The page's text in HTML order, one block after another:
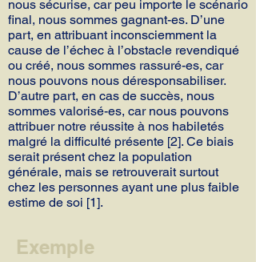
nous sécurise, car peu importe le scénario
final, nous sommes gagnant-es. D’une
part, en attribuant inconsciemment la
cause de l’échec à l’obstacle revendiqué
ou créé, nous sommes rassuré-es, car
nous pouvons nous déresponsabiliser.
D’autre part, en cas de succès, nous
sommes valorisé-es, car nous pouvons
attribuer notre réussite à nos habiletés
malgré la difficulté présente [2]. Ce biais
serait présent chez la population
générale, mais se retrouverait surtout
chez les personnes ayant une plus faible
estime de soi [1].
Exemple